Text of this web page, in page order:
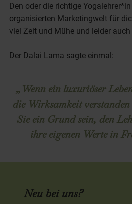
Den oder die richtige
organisierten Marketingwelt für
viel Zeit und Mühe und leider auch
Der Dalai Lama sagte einmal:
„ Wenn ein luxuriöser
die Wirksamkeit
Sie ein Grund sein, den
ihre eigenen Werte in
Neu bei uns?